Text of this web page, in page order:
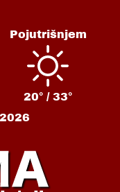
Pojutrišnjem
20° / 33°